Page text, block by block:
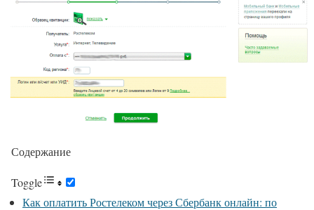
Содержание
Toggle
Как оплатить Ростелеком через Сбербанк онлайн: по